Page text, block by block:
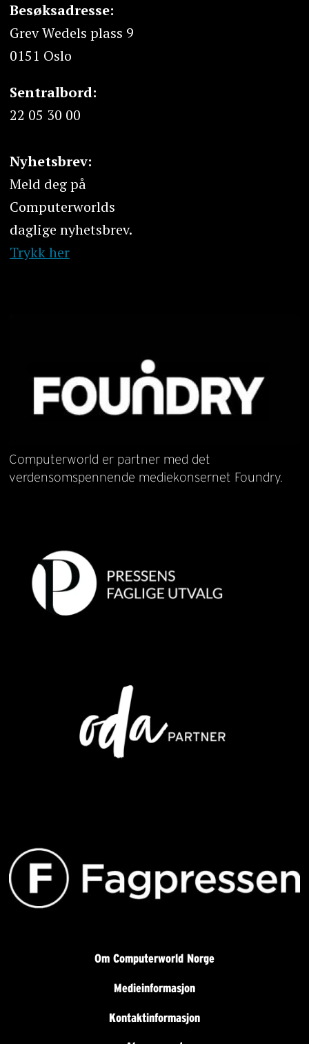
Besøksadresse:
Grev Wedels plass 9
0151 Oslo
Sentralbord:
22 05 30 00
Nyhetsbrev:
Meld deg på
Computerworlds
daglige nyhetsbrev.
Trykk her
Computerworld er partner med det
verdensomspennende mediekonsernet Foundry.
Om Computerworld Norge
Medieinformasjon
Kontaktinformasjon